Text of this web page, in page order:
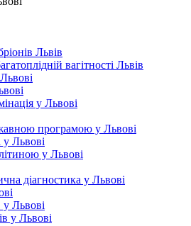
Львів
вагітності Львів
у Львові
програмою у Львові
Львові
у Львові
діагностика у Львові
у Львові
у Львові